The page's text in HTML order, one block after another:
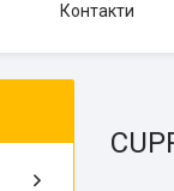
Контакти